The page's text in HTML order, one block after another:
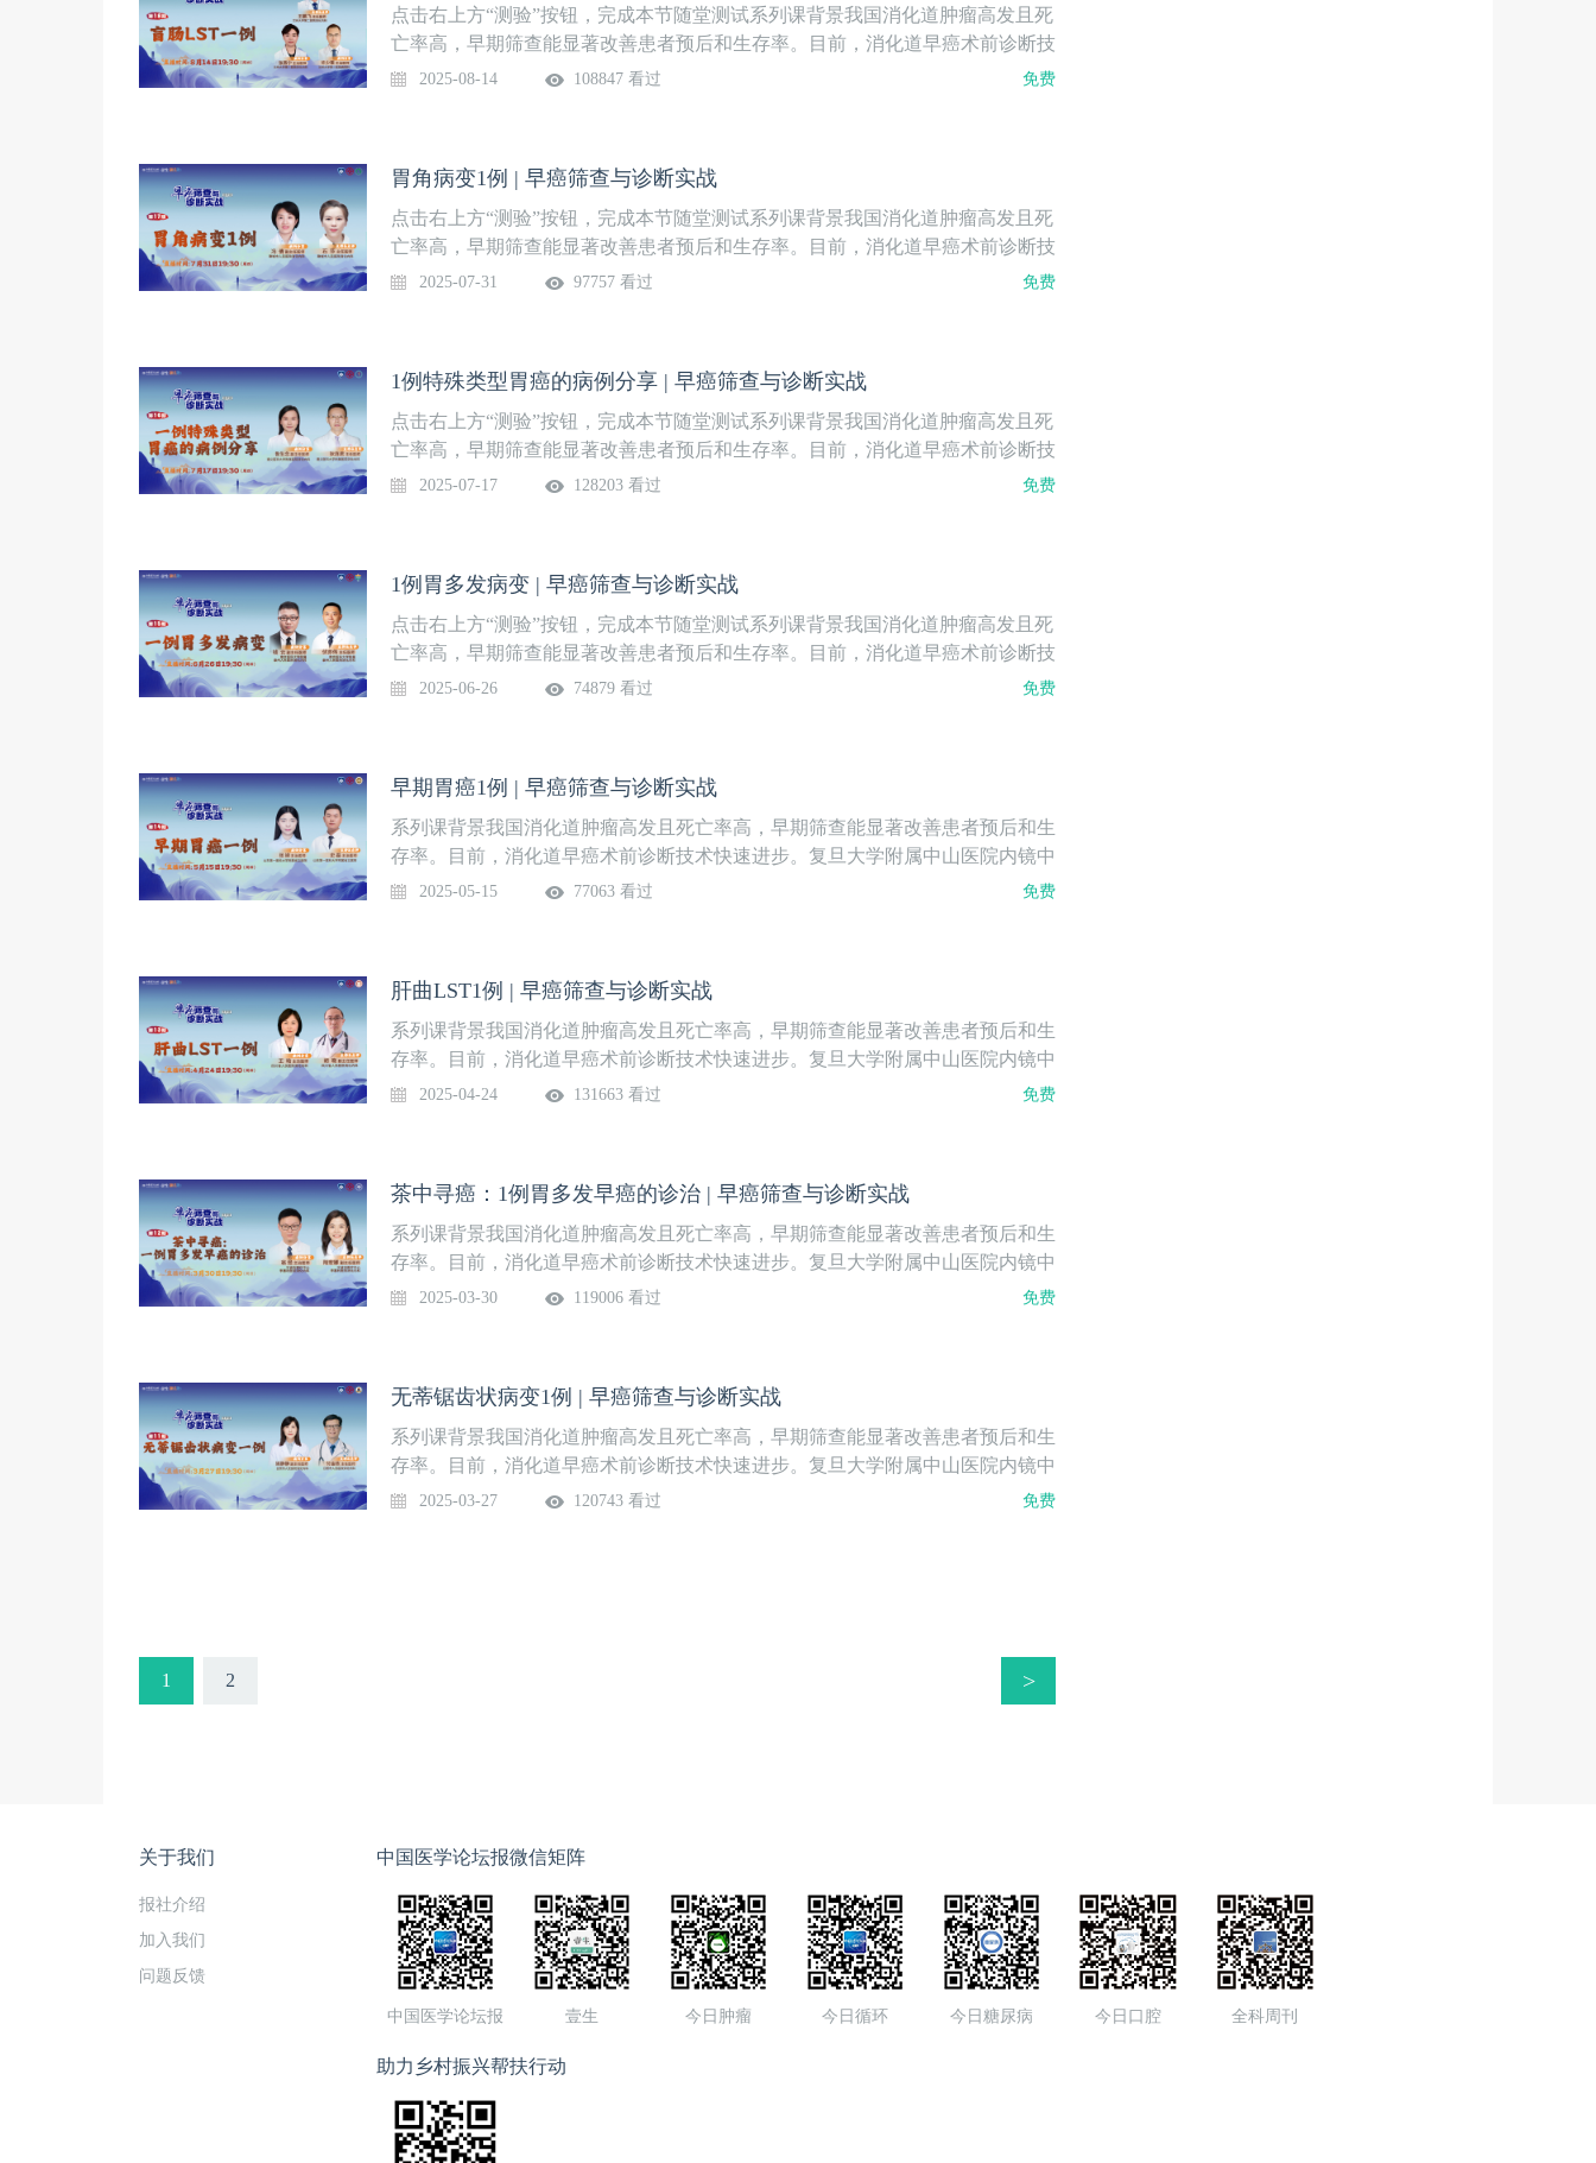
早期胃部病变的诊治体会直播时间9月24日（周三）19:30病例分享刘朋伟 副主任
医师皖南医学院第一附属医院消化内科主持&点评 专家张妍 主任医师皖南医学
院第一附属医院消化内科策划&审核 专家周平红 教授 胡健卫 教授复旦大学附属
点击右上方“测验”按钮，完成本节随堂测试系列课背景我国消化道肿瘤高发且死
亡率高，早期筛查能显著改善患者预后和生存率。目前，消化道早癌术前诊断技
术快速进步。复旦大学附属中山医院内镜中心技术领先，团队卓越。为提升基层
作及早癌筛查诊断能力。系列课隔周周四19:30更新1期，欢迎关注。第18期盲肠
LST1例直播时间8月14日（周四）19:30病例分享张燕宁 主治医师兰州大学第二
医院消化内科许少策 主治医师兰州大学第二医院病理科主持&点评 专家王鹏飞
主任医师兰州大学第二医院消化内科策划&审核 专家周平红 教授 胡健卫 教授复
2025-08-14 108847 看过 免费
胃角病变1例 | 早癌筛查与诊断实战
点击右上方“测验”按钮，完成本节随堂测试系列课背景我国消化道肿瘤高发且死
亡率高，早期筛查能显著改善患者预后和生存率。目前，消化道早癌术前诊断技
术快速进步。复旦大学附属中山医院内镜中心技术领先，团队卓越。为提升基层
作及早癌筛查诊断能力。系列课隔周周四19:30更新1期，欢迎关注。第17期胃角
病变1例直播时间7月31日（周四）19:30病例分享冯倩 副主任医师聊城市人民医
院消化内科主持&点评 专家石莎 主任医师聊城市人民医院消化内科策划&审核
专家周平红 教授 胡健卫 教授复旦大学附属中山医院内镜中心陈振煜 教授南方医
2025-07-31 97757 看过 免费
1例特殊类型胃癌的病例分享 | 早癌筛查与诊断实战
点击右上方“测验”按钮，完成本节随堂测试系列课背景我国消化道肿瘤高发且死
亡率高，早期筛查能显著改善患者预后和生存率。目前，消化道早癌术前诊断技
术快速进步。复旦大学附属中山医院内镜中心技术领先，团队卓越。为提升基层
作及早癌筛查诊断能力。系列课隔周周四19:30更新1期，欢迎关注。第16期1例
特殊类型胃癌的病例分享直播时间7月17日（周四）19:30病例分享鲁生念 副主任
医师遵义医科大学附属医院消化内科主持&点评 专家狄连君 主任医师遵义医科
大学附属医院消化内科策划&审核 专家周平红 教授 胡健卫 教授复旦大学附属中
2025-07-17 128203 看过 免费
1例胃多发病变 | 早癌筛查与诊断实战
点击右上方“测验”按钮，完成本节随堂测试系列课背景我国消化道肿瘤高发且死
亡率高，早期筛查能显著改善患者预后和生存率。目前，消化道早癌术前诊断技
术快速进步。复旦大学附属中山医院内镜中心技术领先，团队卓越。为提升基层
作及早癌筛查诊断能力。系列课隔周周四19:30更新1期，欢迎关注。第15期1例
胃多发病变直播时间6月26日（周四）19:30病例分享钱云 副主任医师南京医科大
学附属泰州人民医院消化内科主持&点评 专家伏亦伟 主任医师南京医科大学附
属泰州人民医院消化内科策划&审核 专家周平红 教授 胡健卫 教授复旦大学附属
2025-06-26 74879 看过 免费
早期胃癌1例 | 早癌筛查与诊断实战
系列课背景我国消化道肿瘤高发且死亡率高，早期筛查能显著改善患者预后和生
存率。目前，消化道早癌术前诊断技术快速进步。复旦大学附属中山医院内镜中
心技术领先，团队卓越。为提升基层医生在消化道早癌内镜诊疗方面的能力，
19:30更新1期，欢迎关注。第14期早期胃癌1例直播时间5月15日（周四）19:30病
例分享张娣 主治医师山东第一医科大学附属省立医院主持&点评 专家史磊 主治
医师山东第一医科大学附属省立医院策划&审核 专家周平红 教授 胡健卫 教授复
旦大学附属中山医院内镜中心陈振煜 教授南方医科大学南方医院消化内科内容
2025-05-15 77063 看过 免费
肝曲LST1例 | 早癌筛查与诊断实战
系列课背景我国消化道肿瘤高发且死亡率高，早期筛查能显著改善患者预后和生
存率。目前，消化道早癌术前诊断技术快速进步。复旦大学附属中山医院内镜中
心技术领先，团队卓越。为提升基层医生在消化道早癌内镜诊疗方面的能力，
19:30更新1期，欢迎关注。第13期肝曲LST1例直播时间4月24日（周四）19:30病
例分享王晗 主治医师四川省人民医院消化内科主持&点评 专家胡晓 副主任医师
四川省人民医院消化内科策划&审核 专家周平红 教授 胡健卫 教授复旦大学附属
中山医院内镜中心陈振煜 教授南方医科大学南方医院消化内科内容安排本课程
2025-04-24 131663 看过 免费
茶中寻癌：1例胃多发早癌的诊治 | 早癌筛查与诊断实战
系列课背景我国消化道肿瘤高发且死亡率高，早期筛查能显著改善患者预后和生
存率。目前，消化道早癌术前诊断技术快速进步。复旦大学附属中山医院内镜中
心技术领先，团队卓越。为提升基层医生在消化道早癌内镜诊疗方面的能力，
19:30更新1期，欢迎关注。第12期茶中寻癌：1例胃多发早癌的诊治直播时间3月
30日（周日）19:30病例分享翁烃 主治医师宁波市医疗中心李惠利医院消化内科
主持&点评 专家陆宏娜 副主任医师宁波市医疗中心李惠利医院消化内科策划&审
核 专家周平红 教授 胡健卫 教授复旦大学附属中山医院内镜中心陈振煜 教授南
2025-03-30 119006 看过 免费
无蒂锯齿状病变1例 | 早癌筛查与诊断实战
系列课背景我国消化道肿瘤高发且死亡率高，早期筛查能显著改善患者预后和生
存率。目前，消化道早癌术前诊断技术快速进步。复旦大学附属中山医院内镜中
心技术领先，团队卓越。为提升基层医生在消化道早癌内镜诊疗方面的能力，
旦大学附属中山医院内镜中心陈振煜 教授南方医科大学南方医院消化内科内容
2025-03-27 120743 看过 免费
1 2 >
关于我们
报社介绍
加入我们
问题反馈
中国医学论坛报微信矩阵
中国医学论坛报 壹生 今日肿瘤 今日循环 今日糖尿病 今日口腔 全科周刊
助力乡村振兴帮扶行动